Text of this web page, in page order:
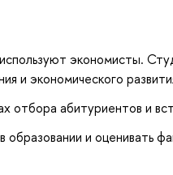
экономисты.
и экономического
отбора абитуриентов и
и оценивать